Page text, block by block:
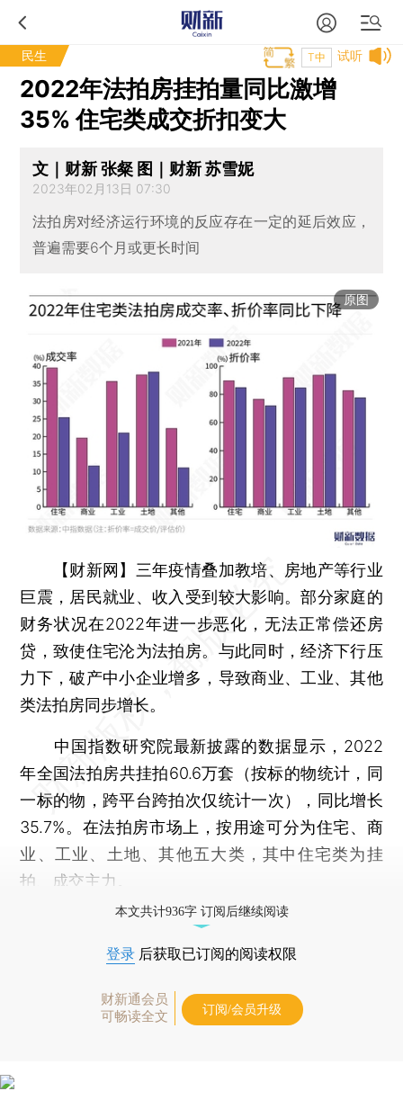
民生 试听
T中
2022年法拍房挂拍量同比激增
35% 住宅类成交折扣变大
文｜财新 张粲 图｜财新 苏雪妮
2023年02月13日 07:30
法拍房对经济运行环境的反应存在一定的延后效应，
普遍需要6个月或更长时间
原图
【财新网】 三年疫情叠加教培、房地产等行业
巨震，居民就业、收入受到较大影响。部分家庭的
财务状况在2022年进一步恶化，无法正常偿还房
贷，致使住宅沦为法拍房。与此同时，经济下行压
力下，破产中小企业增多，导致商业、工业、其他
类法拍房同步增长。
中国指数研究院最新披露的数据显示，2022
年全国法拍房共挂拍60.6万套（按标的物统计，同
一标的物，跨平台跨拍次仅统计一次），同比增长
35.7%。在法拍房市场上，按用途可分为住宅、商
业、工业、土地、其他五大类，其中住宅类为挂
拍、成交主力。
本文共计936字 订阅后继续阅读
登录 后获取已订阅的阅读权限
财新通会员
可畅读全文
订阅/会员升级